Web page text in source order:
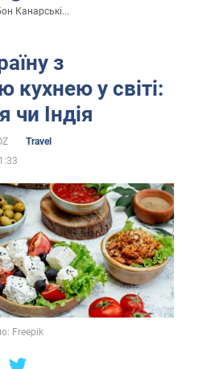
Канарські...
з
у світі:
чи Індія
Travel
Freepik